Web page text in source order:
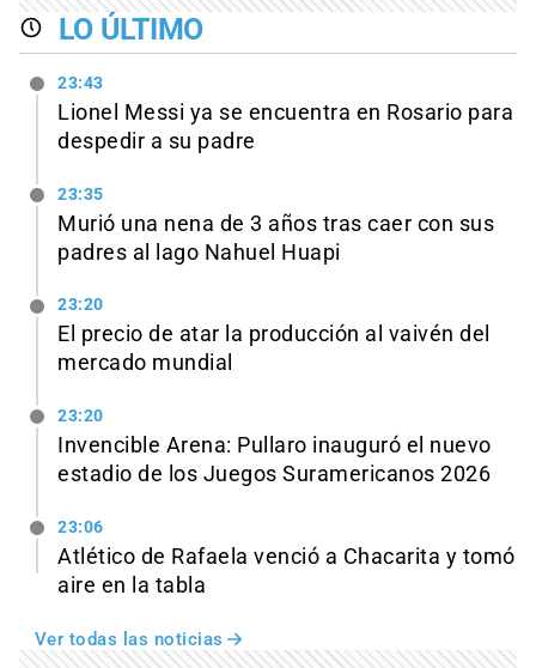
LO ÚLTIMO
23:43
Lionel Messi ya se encuentra en Rosario para
despedir a su padre
23:35
Murió una nena de 3 años tras caer con sus
padres al lago Nahuel Huapi
23:20
El precio de atar la producción al vaivén del
mercado mundial
23:20
Invencible Arena: Pullaro inauguró el nuevo
estadio de los Juegos Suramericanos 2026
23:06
Atlético de Rafaela venció a Chacarita y tomó
aire en la tabla
Ver todas las noticias